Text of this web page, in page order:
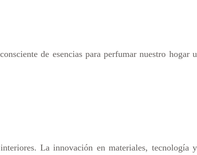
de esencias para perfumar nuestro hogar u
La innovación en materiales, tecnología y